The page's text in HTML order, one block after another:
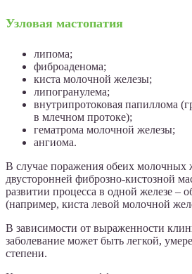
Узловая мастопатия
липома;
фиброаденома;
киста молочной железы;
липогранулема;
внутрипротоковая папиллома
в млечном протоке);
гематрома молочной железы;
ангиома.
В случае поражения обеих молочных
двусторонней фиброзно-кистозной
развитии процесса в одной железе –
(например, киста левой молочной
В зависимости от выраженности
заболевание может быть легкой,
степени.